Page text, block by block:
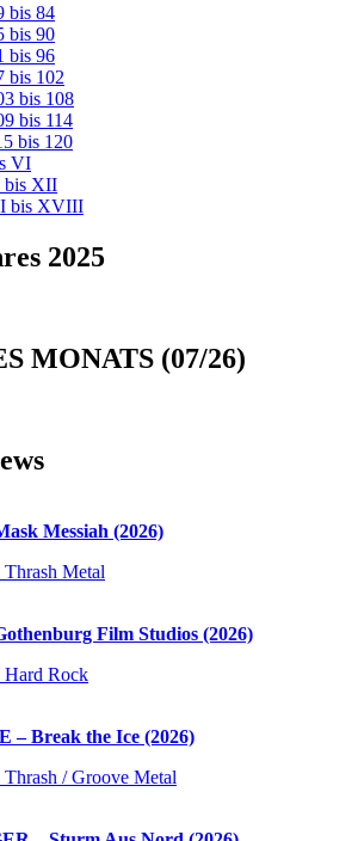
bis 84
bis 90
bis 96
bis 102
bis 108
bis 114
bis 120
VI
bis XII
bis XVIII
2025
MONATS (07/26)
Messiah (2026)
Metal
Film Studios (2026)
Hard Rock
Break the Ice (2026)
/ Groove Metal